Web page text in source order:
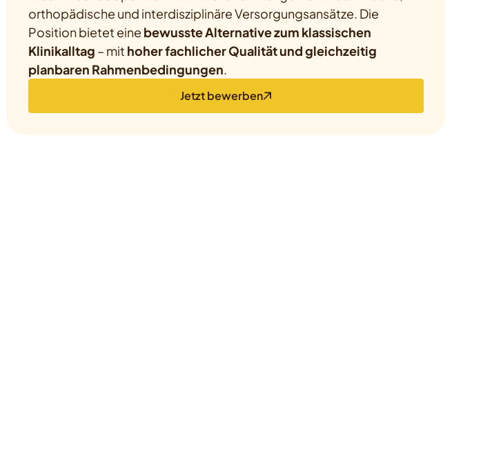
orthopädische und interdisziplinäre Versorgungsansätze. Die
Position bietet eine bewusste Alternative zum klassischen
Klinikalltag – mit hoher fachlicher Qualität und gleichzeitig
planbaren Rahmenbedingungen.
Jetzt bewerben